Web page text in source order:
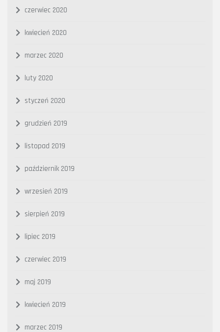
czerwiec 2020
kwiecień 2020
marzec 2020
luty 2020
styczeń 2020
grudzień 2019
listopad 2019
październik 2019
wrzesień 2019
sierpień 2019
lipiec 2019
czerwiec 2019
maj 2019
kwiecień 2019
marzec 2019